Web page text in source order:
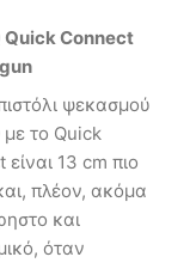
Quick Connect
ψεκασμού
με το Quick
13 cm πιο
πλέον, ακόμα
και
όταν